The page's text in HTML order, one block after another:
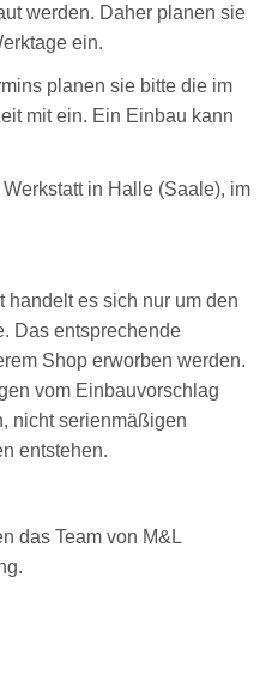
werden. Daher planen sie
ein.
planen sie bitte die im
mit ein. Ein Einbau kann
in Halle (Saale), im
handelt es sich nur um den
Das entsprechende
Shop erworben werden.
vom Einbauvorschlag
nicht serienmäßigen
entstehen.
das Team von M&L